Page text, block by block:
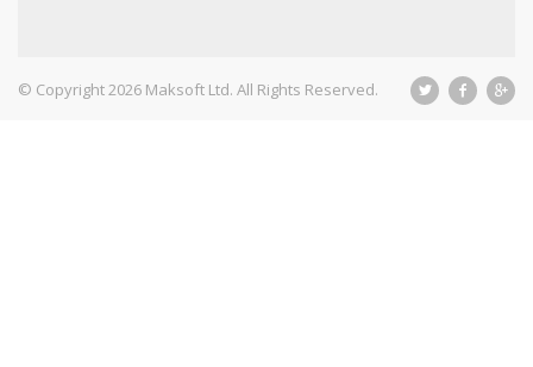
© Copyright 2026 Maksoft Ltd. All Rights Reserved.